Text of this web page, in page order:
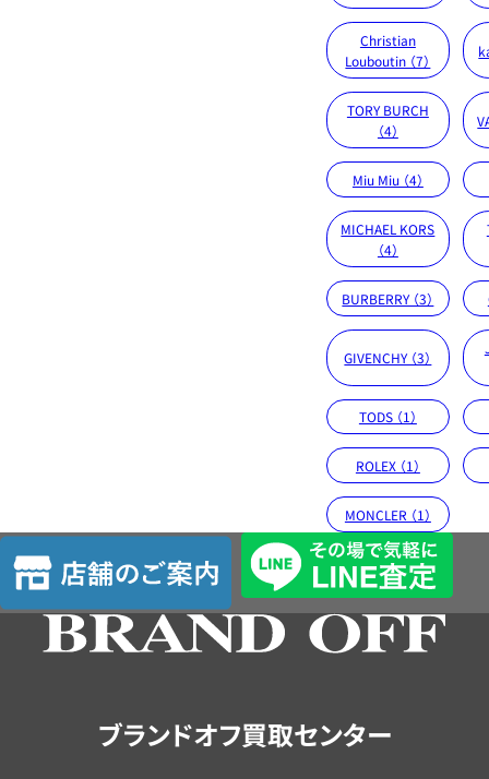
Christian
Louboutin （7）
TORY BURCH
（4）
Miu Miu （4）
MICHAEL KORS
（4）
BURBERRY （3）
GIVENCHY （3）
TODS （1）
ROLEX （1）
MONCLER （1）
店
舗
の
ブランドオフ買取センター